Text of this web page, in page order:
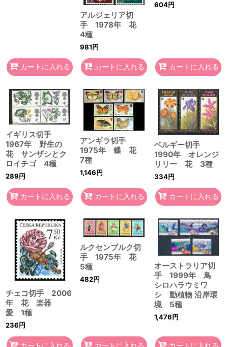
カートに入れる
アルジェリア切
手 1978年 花
4種
981円
カートに入れる
604円
カートに入れる
イギリス切手
1967年 野生の
花 サンザシとク
ロイチゴ 4種
289円
カートに入れる
アンギラ切手
1975年 蝶 花
7種
1,146円
カートに入れる
ベルギー切手
1990年 オレンジ
リリー 花 3種
334円
カートに入れる
チェコ切手 2006
年 花 楽器
愛 1種
236円
カートに入れる
ルクセンブルク切
手 1975年 花
5種
482円
カートに入れる
オーストラリア切
手 1999年 鳥
シロハラウミワ
シ 動植物 沿岸環
境 5種
1,476円
カートに入れる